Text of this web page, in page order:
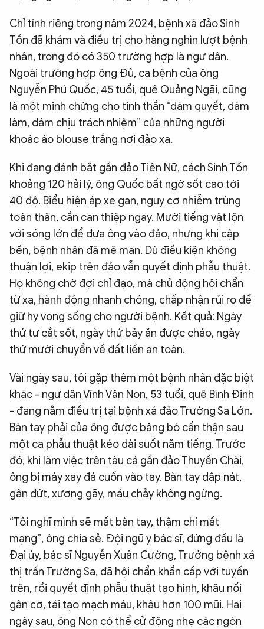
Chỉ tính riêng trong năm 2024, bệnh xá đảo Sinh
Tồn đã khám và điều trị cho hàng nghìn lượt bệnh
nhân, trong đó có 350 trường hợp là ngư dân.
Ngoài trường hợp ông Đủ, ca bệnh của ông
Nguyễn Phú Quốc, 45 tuổi, quê Quảng Ngãi, cũng
là một minh chứng cho tinh thần “dám quyết, dám
làm, dám chịu trách nhiệm” của những người
khoác áo blouse trắng nơi đảo xa.
Khi đang đánh bắt gần đảo Tiên Nữ, cách Sinh Tồn
khoảng 120 hải lý, ông Quốc bất ngờ sốt cao tới
40 độ. Biểu hiện áp xe gan, nguy cơ nhiễm trùng
toàn thân, cần can thiệp ngay. Mười tiếng vật lộn
với sóng lớn để đưa ông vào đảo, nhưng khi cập
bến, bệnh nhân đã mê man. Dù điều kiện không
thuận lợi, ekip trên đảo vẫn quyết định phẫu thuật.
Họ không chờ đợi chỉ đạo, mà chủ động hội chẩn
từ xa, hành động nhanh chóng, chấp nhận rủi ro để
giữ hy vọng sống cho người bệnh. Kết quả: Ngày
thứ tư cắt sốt, ngày thứ bảy ăn được cháo, ngày
thứ mười chuyển về đất liền an toàn.
Vài ngày sau, tôi gặp thêm một bệnh nhân đặc biệt
khác - ngư dân Vĩnh Văn Non, 53 tuổi, quê Bình Định
- đang nằm điều trị tại bệnh xá đảo Trường Sa Lớn.
Bàn tay phải của ông được băng bó cẩn thận sau
một ca phẫu thuật kéo dài suốt năm tiếng. Trước
đó, khi làm việc trên tàu cá gần đảo Thuyền Chài,
ông bị máy xay đá cuốn vào tay. Bàn tay dập nát,
gân đứt, xương gãy, máu chảy không ngừng.
“Tôi nghĩ mình sẽ mất bàn tay, thậm chí mất
mạng”, ông chia sẻ. Đội ngũ y bác sĩ, đứng đầu là
Đại úy, bác sĩ Nguyễn Xuân Cường, Trưởng bệnh xá
thị trấn Trường Sa, đã hội chẩn khẩn cấp với tuyến
trên, rồi quyết định phẫu thuật tạo hình, khâu nối
gân cơ, tái tạo mạch máu, khâu hơn 100 mũi. Hai
ngày sau, ông Non có thể cử động nhẹ các ngón